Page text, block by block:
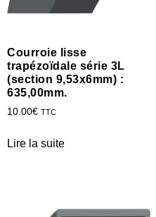
Courroie lisse
trapézoïdale série 3L
(section 9,53x6mm) :
635,00mm.
10.00€ TTC
Lire la suite